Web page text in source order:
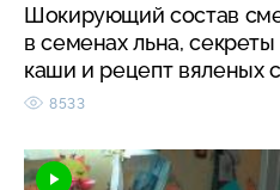
Шокирующий состав
в семенах льна,
каши и рецепт вяленых
8533